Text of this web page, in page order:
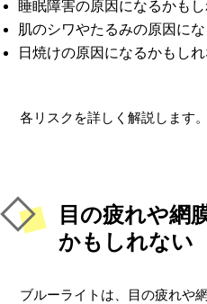
睡眠障害の原因になるかも
肌のシワやたるみの原因に
日焼けの原因になるかもし
各リスクを詳しく解説します。
目の疲れや網
かもしれない
ブルーライトは、目の疲れや